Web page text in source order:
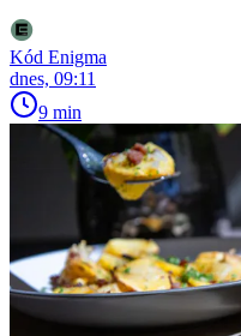
Kód Enigma
dnes, 09:11
9 min